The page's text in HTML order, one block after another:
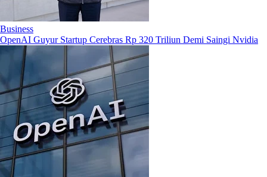
Business
OpenAI Guyur Startup Cerebras Rp 320 Triliun Demi Saingi Nvidia